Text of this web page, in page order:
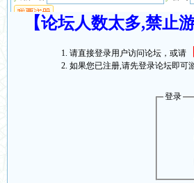
【论坛人数太多,禁
请直接登录用户访问论坛，或请
如果您已注册,请先登录论坛即可
登录